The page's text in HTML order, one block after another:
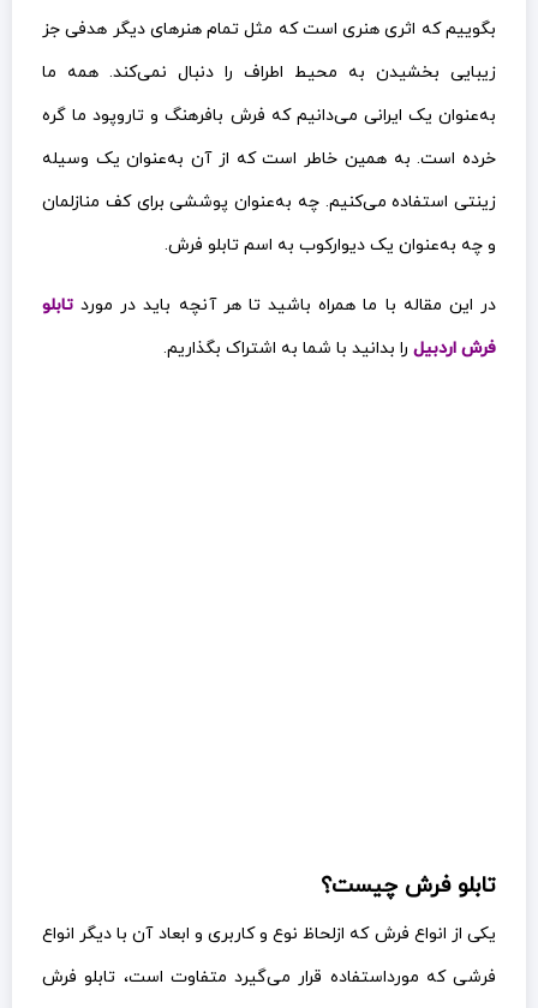
بگوییم که اثری هنری است که مثل تمام هنرهای دیگر هدفی جز
زیبایی بخشیدن به محیط اطراف را دنبال نمی‌کند. همه ما
به‌عنوان یک ایرانی می‌دانیم که فرش بافرهنگ و تاروپود ما گره
خرده است. به همین خاطر است که از آن به‌عنوان یک وسیله
زینتی استفاده می‌کنیم. چه به‌عنوان پوششی برای کف منازلمان
و چه به‌عنوان یک دیوارکوب به اسم تابلو فرش.
در این مقاله با ما همراه باشید تا هر آنچه باید در مورد تابلو
فرش اردبیل را بدانید با شما به اشتراک بگذاریم.
تابلو فرش چیست؟
یکی از انواع فرش که ازلحاظ نوع و کاربری و ابعاد آن با دیگر انواع
فرشی که مورداستفاده قرار می‌گیرد متفاوت است، تابلو فرش